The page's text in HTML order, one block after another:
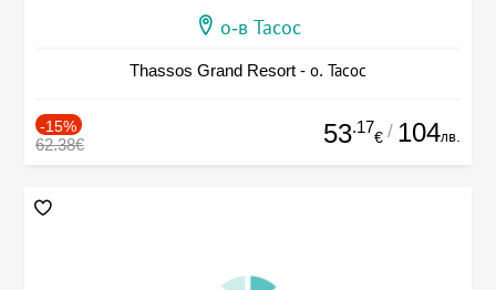
о-в Тасос
Thassos Grand Resort - о. Тасос
-15%
62.38€ 53.17
€ / 104лв.